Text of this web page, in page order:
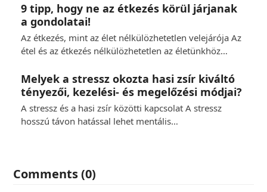
9 tipp, hogy ne az étkezés körül járjanak
a gondolatai!
Az étkezés, mint az élet nélkülözhetetlen velejárója Az
étel és az étkezés nélkülözhetetlen az életünkhöz…
Melyek a stressz okozta hasi zsír kiváltó
tényezői, kezelési- és megelőzési módjai?
A stressz és a hasi zsír közötti kapcsolat A stressz
hosszú távon hatással lehet mentális…
Comments (0)